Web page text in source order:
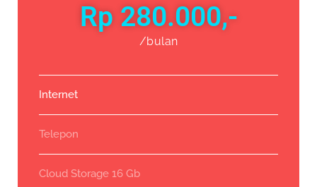
Rp 280.000,-
/bulan
Internet
Telepon
Cloud Storage 16 Gb